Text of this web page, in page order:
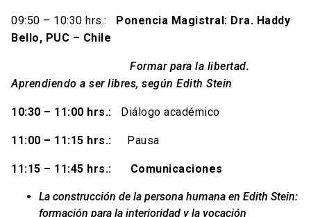
09:50 – 10:30 hrs.:
Ponencia Magistral: Dra. Haddy
Bello, PUC – Chile
Formar para la libertad.
Aprendiendo a ser libres, según Edith Stein
10:30 – 11:00 hrs.: Diálogo académico
11:00 – 11:15 hrs.: Pausa
11:15 – 11:45 hrs.: Comunicaciones
La construcción de la persona humana en Edith Stein:
formación para la interioridad y la vocación